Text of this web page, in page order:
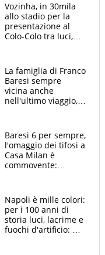
Vozinha, in 30mila
allo stadio per la
presentazione al
Colo-Colo tra luci,
La famiglia di Franco
Baresi sempre
vicina anche
nell'ultimo viaggio,
circondati
dall'affetto dei tifosi
Baresi 6 per sempre,
l'omaggio dei tifosi a
Casa Milan è
commovente:
bigliettini
Napoli è mille colori:
per i 100 anni di
storia luci, lacrime e
fuochi d'artificio: De